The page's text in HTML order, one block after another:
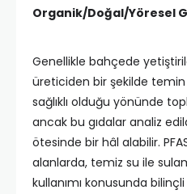
Organik/Doğal/Yöresel
Genellikle bahçede
üreticiden bir şekilde temin
sağlıklı olduğu yönünde
ancak bu gıdalar analiz
ötesinde bir hâl alabilir.
alanlarda, temiz su ile
kullanımı konusunda